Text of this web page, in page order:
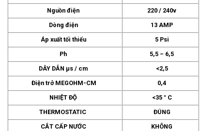
Nguồn điện
220 / 240v
Dòng điện
13 AMP
Áp xuất tối thiểu
5 Psi
Ph
5,5 – 6,5
DÂY DẪN µs / cm
<2,5
Điện trở MEGOHM-CM
0,4
NHIỆT ĐỘ
<35 ° C
THERMOSTATIC
ĐÚNG
CẮT CẤP NƯỚC
KHÔNG